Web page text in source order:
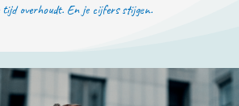
tijd overhoudt. En je cijfers stijgen.